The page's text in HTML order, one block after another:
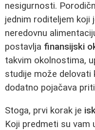
nesigurnosti.
jednim roditeljem koji
neredovnu
postavlja finansijski
takvim okolnostima,
studije može delovati
dodatno pojačava
Stoga, prvi korak je
Koji predmeti su vam